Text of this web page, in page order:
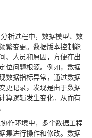
析过程中，数据模型、数
繁变更。数据版本控制能
、人员和原因，方便在出
位问题根源。例如，数据
数据指标异常，通过数据
更记录，发现是由于数据
算逻辑发生变化，从而有
作环境中，多个数据工程
集进行操作和修改。数据